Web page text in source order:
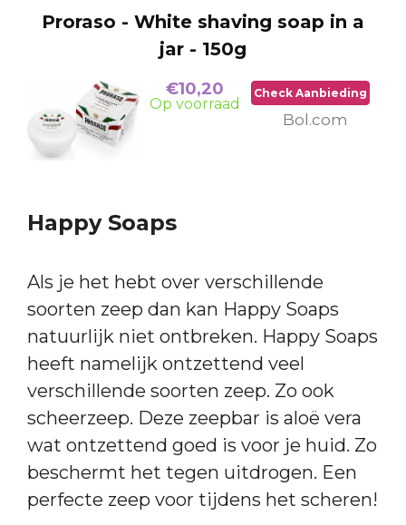
Proraso - White shaving soap in a
jar - 150g
€10,20
Op voorraad
Check Aanbieding
Bol.com
Happy Soaps
Als je het hebt over verschillende
soorten zeep dan kan Happy Soaps
natuurlijk niet ontbreken. Happy Soaps
heeft namelijk ontzettend veel
verschillende soorten zeep. Zo ook
scheerzeep. Deze zeepbar is aloë vera
wat ontzettend goed is voor je huid. Zo
beschermt het tegen uitdrogen. Een
perfecte zeep voor tijdens het scheren!